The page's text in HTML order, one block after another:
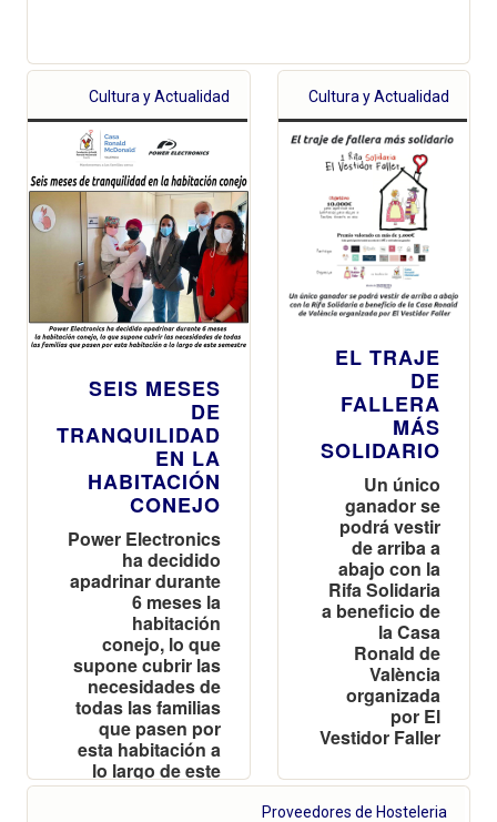
Cultura y Actualidad
SEIS MESES
DE
TRANQUILIDAD
EN LA
HABITACIÓN
CONEJO
Power Electronics
ha decidido
apadrinar durante
6 meses la
habitación
conejo, lo que
supone cubrir las
necesidades de
todas las familias
que pasen por
esta habitación a
lo largo de este
semestre
Cultura y Actualidad
EL TRAJE
DE
FALLERA
MÁS
SOLIDARIO
Un único
ganador se
podrá vestir
de arriba a
abajo con la
Rifa Solidaria
a beneficio de
la Casa
Ronald de
València
organizada
por El
Vestidor Faller
Proveedores de Hosteleria